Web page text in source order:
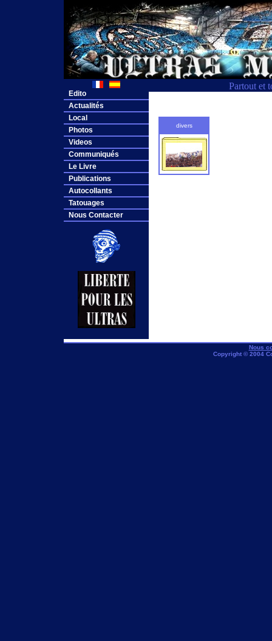
Partout et
Edito
Actualités
Local
Photos
Videos
Communiqués
Le Livre
Publications
Autocollants
Tatouages
Nous Contacter
divers
Nous
Copyright © 2004